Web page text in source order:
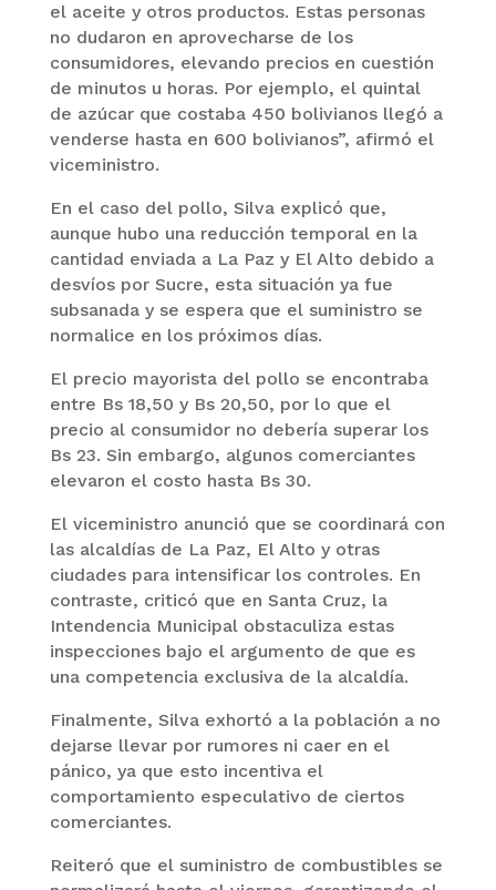
el aceite y otros productos. Estas personas
no dudaron en aprovecharse de los
consumidores, elevando precios en cuestión
de minutos u horas. Por ejemplo, el quintal
de azúcar que costaba 450 bolivianos llegó a
venderse hasta en 600 bolivianos”, afirmó el
viceministro.
En el caso del pollo, Silva explicó que,
aunque hubo una reducción temporal en la
cantidad enviada a La Paz y El Alto debido a
desvíos por Sucre, esta situación ya fue
subsanada y se espera que el suministro se
normalice en los próximos días.
El precio mayorista del pollo se encontraba
entre Bs 18,50 y Bs 20,50, por lo que el
precio al consumidor no debería superar los
Bs 23. Sin embargo, algunos comerciantes
elevaron el costo hasta Bs 30.
El viceministro anunció que se coordinará con
las alcaldías de La Paz, El Alto y otras
ciudades para intensificar los controles. En
contraste, criticó que en Santa Cruz, la
Intendencia Municipal obstaculiza estas
inspecciones bajo el argumento de que es
una competencia exclusiva de la alcaldía.
Finalmente, Silva exhortó a la población a no
dejarse llevar por rumores ni caer en el
pánico, ya que esto incentiva el
comportamiento especulativo de ciertos
comerciantes.
Reiteró que el suministro de combustibles se